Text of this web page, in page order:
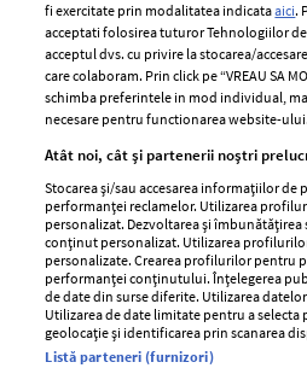
ELLE Style Awards
2024
Despre ELLE
Romania
Contact
Abonamente
Stiri
GSP
Unica
fi exercitate prin modalitatea indicataaici.
acceptati folosirea tuturor Tehnologiilor
acceptul dvs. cu privire la stocarea/
care colaboram. Prin click pe “VREAU SA
schimba preferintele in mod individual,
necesare pentru functionarea website-ului.
Atât noi, cât și partenerii noștri
Stocarea și/sau accesarea informațiilor de
performanței reclamelor. Utilizarea
personalizat. Dezvoltarea și
conținut personalizat. Utilizarea
personalizate. Crearea profilurilor pentru
performanței conținutului. Înțelegerea
de date din surse diferite. Utilizarea
Utilizarea de date limitate pentru a selecta
geolocație și identificarea prin scanarea
Listă parteneri (furnizori)